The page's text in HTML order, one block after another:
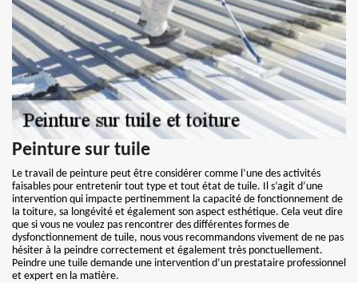
Peinture sur tuile
Le travail de peinture peut être considérer comme l’une des activités
faisables pour entretenir tout type et tout état de tuile. Il s’agit d’une
intervention qui impacte pertinemment la capacité de fonctionnement de
la toiture, sa longévité et également son aspect esthétique. Cela veut dire
que si vous ne voulez pas rencontrer des différentes formes de
dysfonctionnement de tuile, nous vous recommandons vivement de ne pas
hésiter à la peindre correctement et également très ponctuellement.
Peindre une tuile demande une intervention d’un prestataire professionnel
et expert en la matière.